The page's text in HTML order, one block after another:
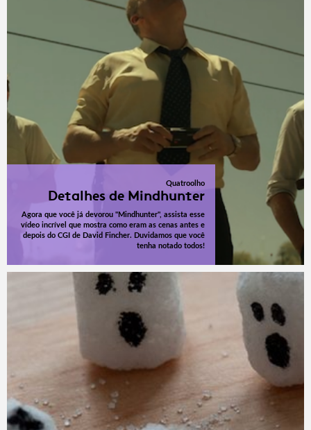
Quatroolho
Detalhes de Mindhunter
Agora que você já devorou "Mindhunter", assista esse
vídeo incrível que mostra como eram as cenas antes e
depois do CGI de David Fincher. Duvidamos que você
tenha notado todos!